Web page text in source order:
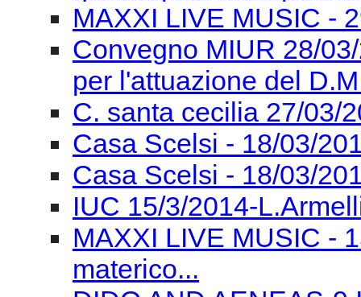
MAXXI LIVE MUSIC -
Convegno MIUR 28/
per l'attuazione del
C. santa cecilia 27/03/
Casa Scelsi - 18/03/
Casa Scelsi - 18/03/
IUC 15/3/2014-
MAXXI LIVE MUSIC -
materico...